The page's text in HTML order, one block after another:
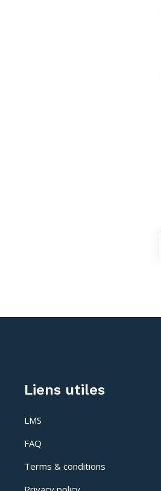
Liens utiles
LMS
FAQ
Terms & conditions